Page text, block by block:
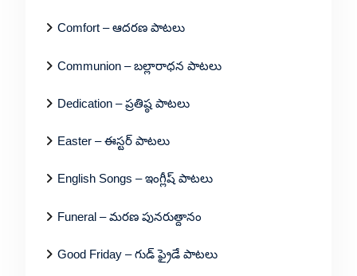
Comfort – ఆదరణ పాటలు
Communion – బల్లారాధన పాటలు
Dedication – ప్రతిష్ఠ పాటలు
Easter – ఈస్టర్ పాటలు
English Songs – ఇంగ్లీష్ పాటలు
Funeral – మరణ పునరుత్దానం
Good Friday – గుడ్ ఫ్రైడే పాటలు